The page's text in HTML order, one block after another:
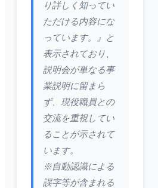
り詳しく知ってい
ただける内容にな
っています。』と
表示されており、
説明会が単なる事
業説明に留まら
ず、現役職員との
交流を重視してい
ることが示されて
います。
※自動認識による
誤字等が含まれる